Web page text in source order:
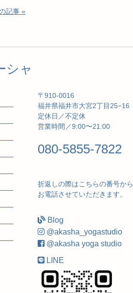
記事 »
シャ
〒910-0016
福井県福井市大宮2丁目25−16
定休日／不定休
営業時間／9:00〜21:00
080-5855-7822
折返しの際はこちらの番号から
お電話させていただきます。
Blog
@akasha_yogastudio
@akasha yoga studio
LINE